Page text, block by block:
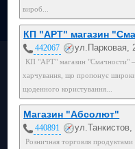
вироб...
КП "АРТ" магазин
442067 ул.Парковая,
КП "АРТ" магазин "Смачности" —
харчування, що пропонує
щоденного користування...
Магазин "Абсолют"
440891
Розничная торговля